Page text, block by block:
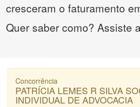
cresceram o faturamento
Quer saber como? Assiste
Concorrência
PATRÍCIA LEMES R SILVA
INDIVIDUAL DE ADVOCACIA